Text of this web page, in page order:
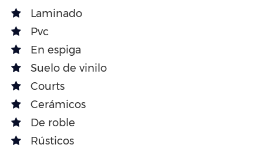
Laminado
Pvc
En espiga
Suelo de vinilo
Courts
Cerámicos
De roble
Rústicos